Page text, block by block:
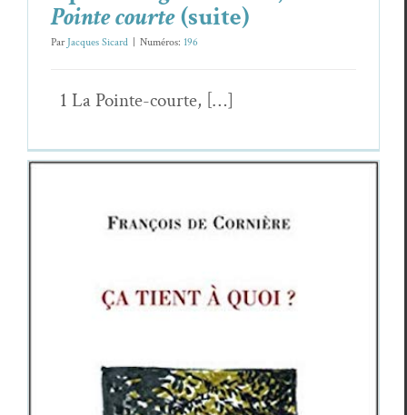
Pointe courte(suite)
Par Jacques Sicard | Numéros: 196
1 La Pointe-courte, […]